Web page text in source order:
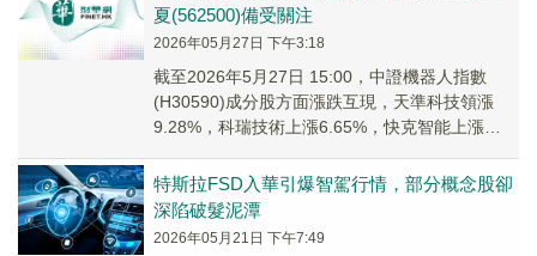
夏(562500)備受關注
2026年05月27日 下午3:18
截至2026年5月27日 15:00，中證機器人指數
(H30590)成分股方面漲跌互現，天準科技領漲
9.28%，科瑞技術上漲6.65%，快克智能上漲
特斯拉FSD入華引爆智駕行情，部分概念股卻
深陷破髮泥潭
2026年05月21日 下午7:49